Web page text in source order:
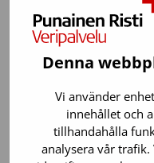
Denna
Vi använder
innehållet och
tillhandahålla
analysera vår
Patientens